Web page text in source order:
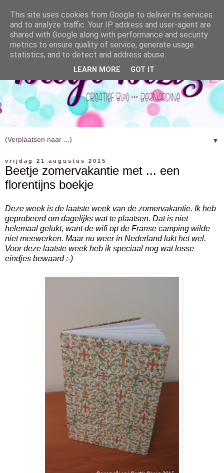
▼
vrijdag 21 augustus 2015
Beetje zomervakantie met ... een
florentijns boekje
Deze week is de laatste week van de zomervakantie. Ik heb
geprobeerd om dagelijks wat te plaatsen. Dat is niet
helemaal gelukt, want de wifi op de Franse camping wilde
niet meewerken. Maar nu weer in Nederland lukt het wel.
Voor deze laatste week heb ik speciaal nog wat losse
eindjes bewaard :-)
This site uses cookies from Google to deliver its services
and to analyze traffic. Your IP address and user-agent are
shared with Google along with performance and security
metrics to ensure quality of service, generate usage
statistics, and to detect and address abuse.
LEARN MORE GOT IT